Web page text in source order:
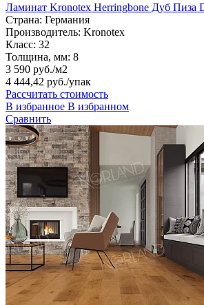
Ламинат Kronotex Herringbone Дуб Пиза
Страна: Германия
Производитель: Kronotex
Класс: 32
Толщина, мм: 8
3 590 руб./м2
4 444,42 руб./упак
Рассчитать стоимость
В избранное В избранном
Сравнить